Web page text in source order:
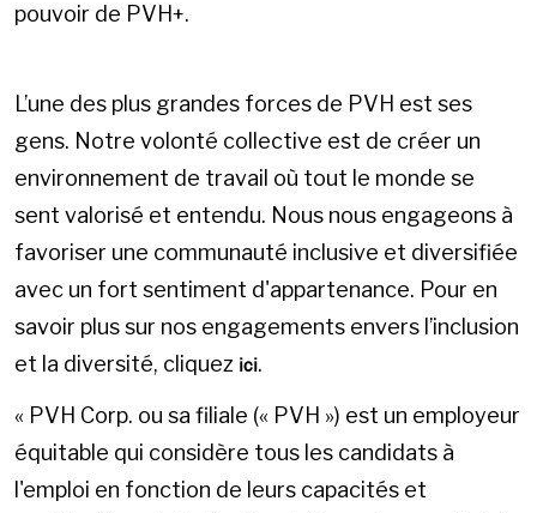
pouvoir de PVH+.
L’une des plus grandes forces de PVH est ses
gens. Notre volonté collective est de créer un
environnement de travail où tout le monde se
sent valorisé et entendu. Nous nous engageons à
favoriser une communauté inclusive et diversifiée
avec un fort sentiment d'appartenance. Pour en
savoir plus sur nos engagements envers l’inclusion
et la diversité, cliquez ici.
« PVH Corp. ou sa filiale (« PVH ») est un employeur
équitable qui considère tous les candidats à
l'emploi en fonction de leurs capacités et